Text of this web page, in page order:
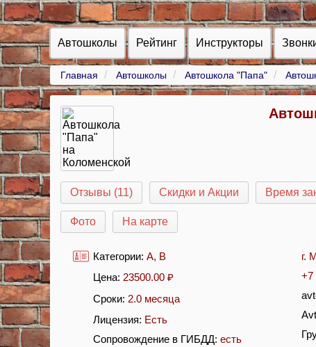
Автошколы Рейтинг Инструкторы
Главная Автошколы Автошкола "Папа"
Отзывы (11) Скидки и Акции Время
Фото На карте
Категории:A, B
Цена: 23500.00 ₽
Сроки: 2.0 месяца
Лицензия: Есть
Сопровождение в ГИБДД:есть
г.
+7